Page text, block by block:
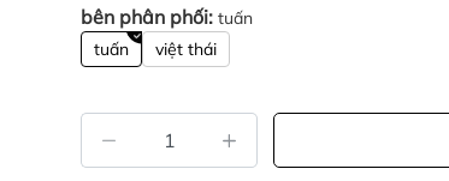
bên phân phối: tuấn
tuấn
việt thái